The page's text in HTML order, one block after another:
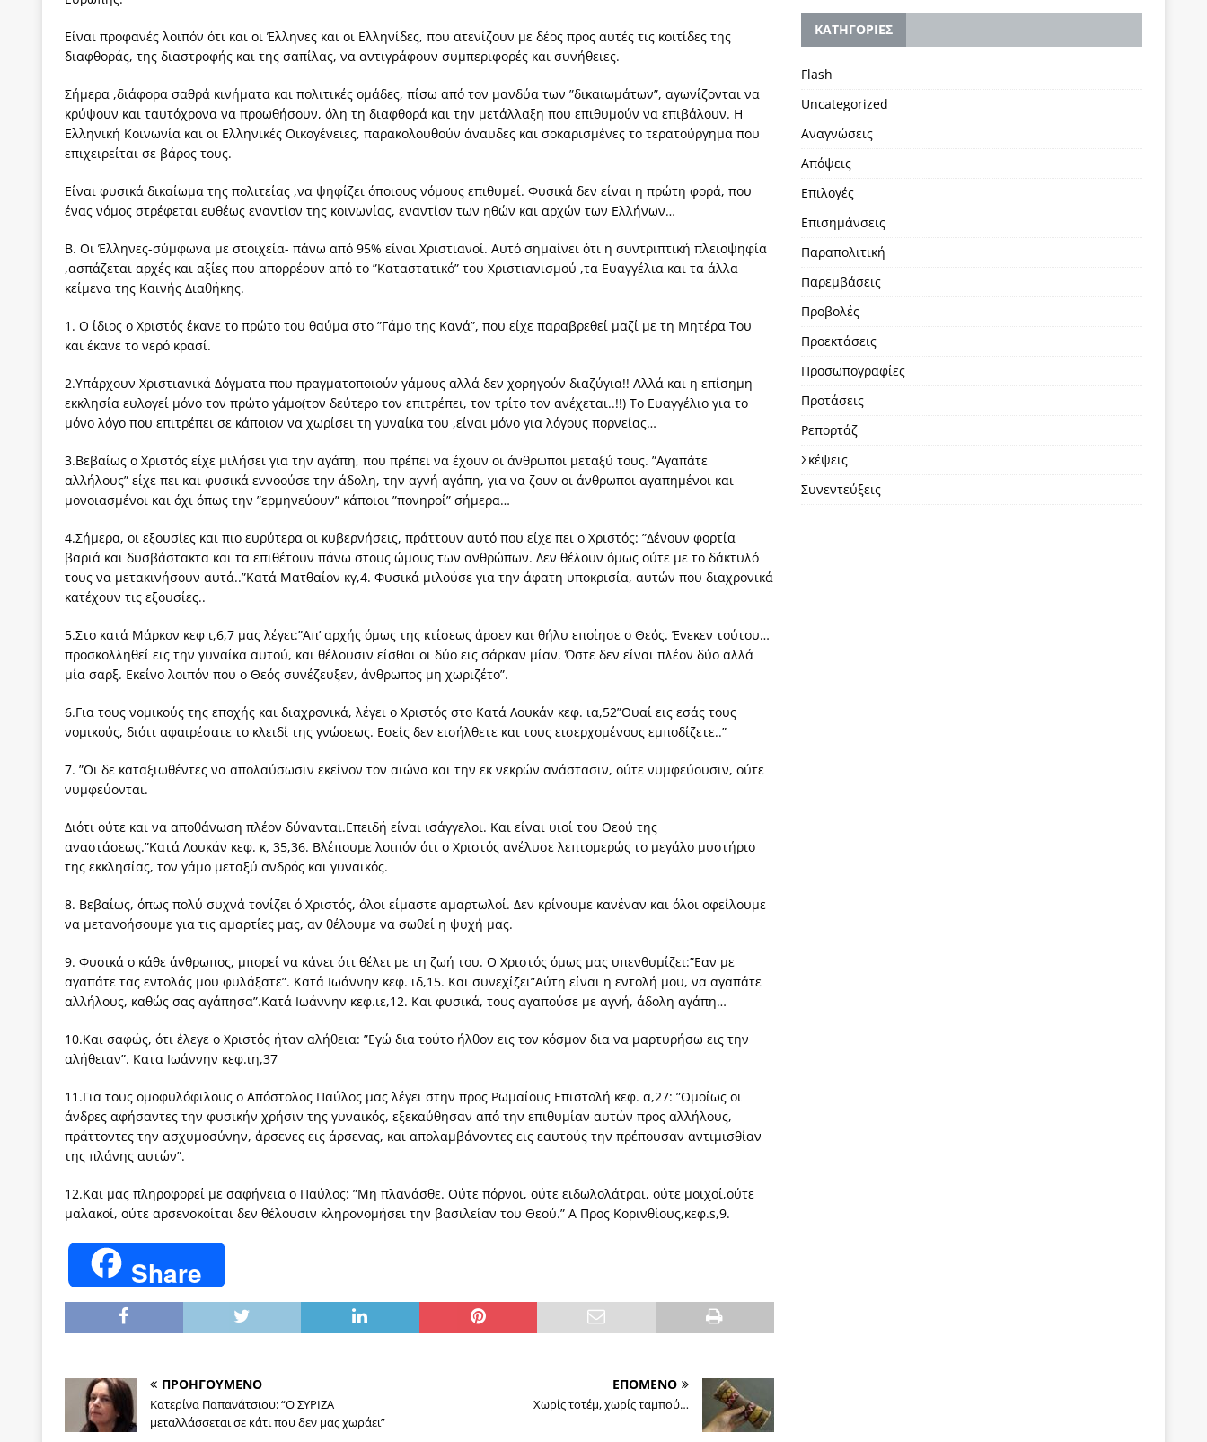
Είναι προφανές λοιπόν ότι και οι Έλληνες και οι Ελληνίδες, που ατενίζουν με δέος προς αυτές τις κοιτίδες της
διαφθοράς, της διαστροφής και της σαπίλας, να αντιγράφουν συμπεριφορές και συνήθειες.
Σήμερα ,διάφορα σαθρά κινήματα και πολιτικές ομάδες, πίσω από τον μανδύα των ”δικαιωμάτων”, αγωνίζονται να
κρύψουν και ταυτόχρονα να προωθήσουν, όλη τη διαφθορά και την μετάλλαξη που επιθυμούν να επιβάλουν. Η
Ελληνική Κοινωνία και οι Ελληνικές Οικογένειες, παρακολουθούν άναυδες και σοκαρισμένες το τερατούργημα που
επιχειρείται σε βάρος τους.
Είναι φυσικά δικαίωμα της πολιτείας ,να ψηφίζει όποιους νόμους επιθυμεί. Φυσικά δεν είναι η πρώτη φορά, που
ένας νόμος στρέφεται ευθέως εναντίον της κοινωνίας, εναντίον των ηθών και αρχών των Ελλήνων…
Β. Οι Έλληνες-σύμφωνα με στοιχεία- πάνω από 95% είναι Χριστιανοί. Αυτό σημαίνει ότι η συντριπτική πλειοψηφία
,ασπάζεται αρχές και αξίες που απορρέουν από το ”Καταστατικό” του Χριστιανισμού ,τα Ευαγγέλια και τα άλλα
κείμενα της Καινής Διαθήκης.
1. Ο ίδιος ο Χριστός έκανε το πρώτο του θαύμα στο ”Γάμο της Κανά”, που είχε παραβρεθεί μαζί με τη Μητέρα Του
και έκανε το νερό κρασί.
2.Υπάρχουν Χριστιανικά Δόγματα που πραγματοποιούν γάμους αλλά δεν χορηγούν διαζύγια!! Αλλά και η επίσημη
εκκλησία ευλογεί μόνο τον πρώτο γάμο(τον δεύτερο τον επιτρέπει, τον τρίτο τον ανέχεται..!!) Το Ευαγγέλιο για το
μόνο λόγο που επιτρέπει σε κάποιον να χωρίσει τη γυναίκα του ,είναι μόνο για λόγους πορνείας…
3.Βεβαίως ο Χριστός είχε μιλήσει για την αγάπη, που πρέπει να έχουν οι άνθρωποι μεταξύ τους. ”Αγαπάτε
αλλήλους” είχε πει και φυσικά εννοούσε την άδολη, την αγνή αγάπη, για να ζουν οι άνθρωποι αγαπημένοι και
μονοιασμένοι και όχι όπως την ”ερμηνεύουν” κάποιοι ”πονηροί” σήμερα…
4.Σήμερα, οι εξουσίες και πιο ευρύτερα οι κυβερνήσεις, πράττουν αυτό που είχε πει ο Χριστός: ”Δένουν φορτία
βαριά και δυσβάστακτα και τα επιθέτουν πάνω στους ώμους των ανθρώπων. Δεν θέλουν όμως ούτε με το δάκτυλό
τους να μετακινήσουν αυτά..”Κατά Ματθαίον κγ,4. Φυσικά μιλούσε για την άφατη υποκρισία, αυτών που διαχρονικά
κατέχουν τις εξουσίες..
5.Στο κατά Μάρκον κεφ ι,6,7 μας λέγει:”Απ’ αρχής όμως της κτίσεως άρσεν και θήλυ εποίησε ο Θεός. Ένεκεν τούτου…
προσκολληθεί εις την γυναίκα αυτού, και θέλουσιν είσθαι οι δύο εις σάρκαν μίαν. Ώστε δεν είναι πλέον δύο αλλά
μία σαρξ. Εκείνο λοιπόν που ο Θεός συνέζευξεν, άνθρωπος μη χωριζέτο”.
6.Για τους νομικούς της εποχής και διαχρονικά, λέγει ο Χριστός στο Κατά Λουκάν κεφ. ια,52”Ουαί εις εσάς τους
νομικούς, διότι αφαιρέσατε το κλειδί της γνώσεως. Εσείς δεν εισήλθετε και τους εισερχομένους εμποδίζετε..”
7. ”Οι δε καταξιωθέντες να απολαύσωσιν εκείνον τον αιώνα και την εκ νεκρών ανάστασιν, ούτε νυμφεύουσιν, ούτε
νυμφεύονται.
Διότι ούτε και να αποθάνωση πλέον δύνανται.Επειδή είναι ισάγγελοι. Και είναι υιοί του Θεού της
αναστάσεως.”Κατά Λουκάν κεφ. κ, 35,36. Βλέπουμε λοιπόν ότι ο Χριστός ανέλυσε λεπτομερώς το μεγάλο μυστήριο
της εκκλησίας, τον γάμο μεταξύ ανδρός και γυναικός.
8. Βεβαίως, όπως πολύ συχνά τονίζει ό Χριστός, όλοι είμαστε αμαρτωλοί. Δεν κρίνουμε κανέναν και όλοι οφείλουμε
να μετανοήσουμε για τις αμαρτίες μας, αν θέλουμε να σωθεί η ψυχή μας.
9. Φυσικά ο κάθε άνθρωπος, μπορεί να κάνει ότι θέλει με τη ζωή του. Ο Χριστός όμως μας υπενθυμίζει:”Εαν με
αγαπάτε τας εντολάς μου φυλάξατε”. Κατά Ιωάννην κεφ. ιδ,15. Και συνεχίζει”Αύτη είναι η εντολή μου, να αγαπάτε
αλλήλους, καθώς σας αγάπησα”.Κατά Ιωάννην κεφ.ιε,12. Και φυσικά, τους αγαπούσε με αγνή, άδολη αγάπη…
10.Και σαφώς, ότι έλεγε ο Χριστός ήταν αλήθεια: ”Εγώ δια τούτο ήλθον εις τον κόσμον δια να μαρτυρήσω εις την
αλήθειαν”. Κατα Ιωάννην κεφ.ιη,37
11.Για τους ομοφυλόφιλους ο Απόστολος Παύλος μας λέγει στην προς Ρωμαίους Επιστολή κεφ. α,27: ”Ομοίως οι
άνδρες αφήσαντες την φυσικήν χρήσιν της γυναικός, εξεκαύθησαν από την επιθυμίαν αυτών προς αλλήλους,
πράττοντες την ασχυμοσύνην, άρσενες εις άρσενας, και απολαμβάνοντες εις εαυτούς την πρέπουσαν αντιμισθίαν
της πλάνης αυτών”.
12.Και μας πληροφορεί με σαφήνεια ο Παύλος: ”Μη πλανάσθε. Ούτε πόρνοι, ούτε ειδωλολάτραι, ούτε μοιχοί,ούτε
μαλακοί, ούτε αρσενοκοίται δεν θέλουσιν κληρονομήσει την βασιλείαν του Θεού.” Α Προς Κορινθίους,κεφ.s,9.
Share
ΠΡΟΗΓΟΥΜΕΝΟ
Κατερίνα Παπανάτσιου: “Ο ΣΥΡΙΖΑ
μεταλλάσσεται σε κάτι που δεν μας χωράει”
ΕΠΟΜΕΝΟ
Χωρίς τοτέμ, χωρίς ταμπού…
KΑΤΗΓΟΡΙΕΣ
Flash
Uncategorized
Αναγνώσεις
Απόψεις
Επιλογές
Επισημάνσεις
Παραπολιτική
Παρεμβάσεις
Προβολές
Προεκτάσεις
Προσωπογραφίες
Προτάσεις
Ρεπορτάζ
Σκέψεις
Συνεντεύξεις